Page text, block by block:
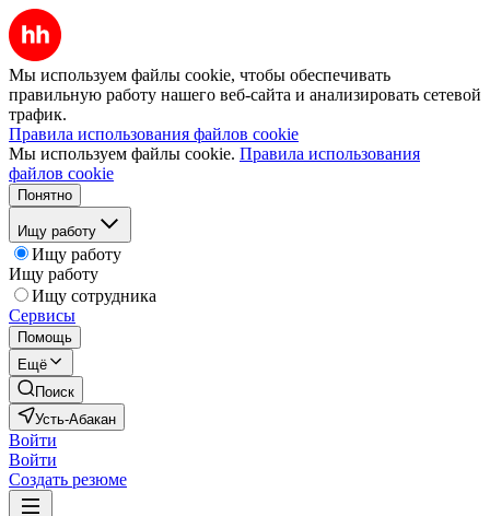
Мы используем файлы cookie, чтобы обеспечивать
правильную работу нашего веб-сайта и анализировать сетевой
трафик.
Правила использования файлов cookie
Мы используем файлы cookie. Правила использования
файлов cookie
Понятно
Ищу работу
Ищу работу
Ищу работу
Ищу сотрудника
Сервисы
Помощь
Ещё
Поиск
Усть-Абакан
Войти
Войти
Создать резюме